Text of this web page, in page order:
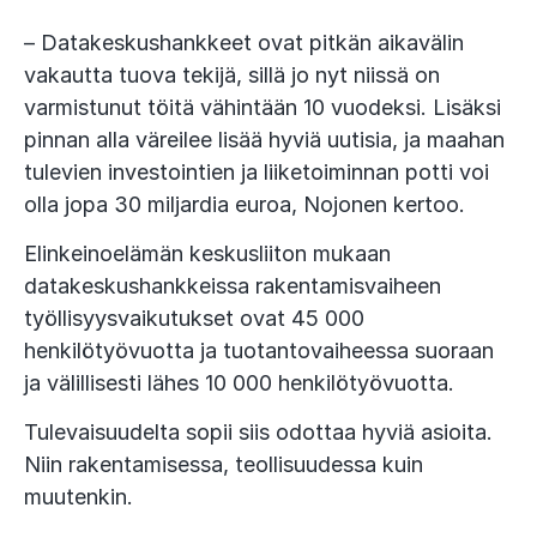
– Datakeskushankkeet ovat pitkän aikavälin
vakautta tuova tekijä, sillä jo nyt niissä on
varmistunut töitä vähintään 10 vuodeksi. Lisäksi
pinnan alla väreilee lisää hyviä uutisia, ja maahan
tulevien investointien ja liiketoiminnan potti voi
olla jopa 30 miljardia euroa, Nojonen kertoo.
Elinkeinoelämän keskusliiton mukaan
datakeskushankkeissa rakentamisvaiheen
työllisyysvaikutukset ovat 45 000
henkilötyövuotta ja tuotantovaiheessa suoraan
ja välillisesti lähes 10 000 henkilötyövuotta.
Tulevaisuudelta sopii siis odottaa hyviä asioita.
Niin rakentamisessa, teollisuudessa kuin
muutenkin.